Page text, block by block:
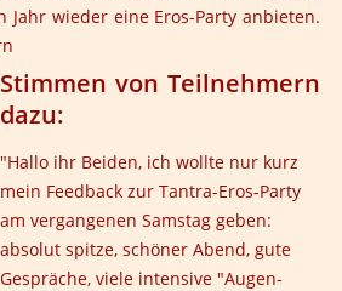
Jahr wieder eine Eros-Party anbieten.
Stimmen von Teilnehmern
dazu:
"Hallo ihr Beiden, ich wollte nur kurz
mein Feedback zur Tantra-Eros-Party
am vergangenen Samstag geben:
absolut spitze, schöner Abend, gute
Gespräche, viele intensive "Augen-